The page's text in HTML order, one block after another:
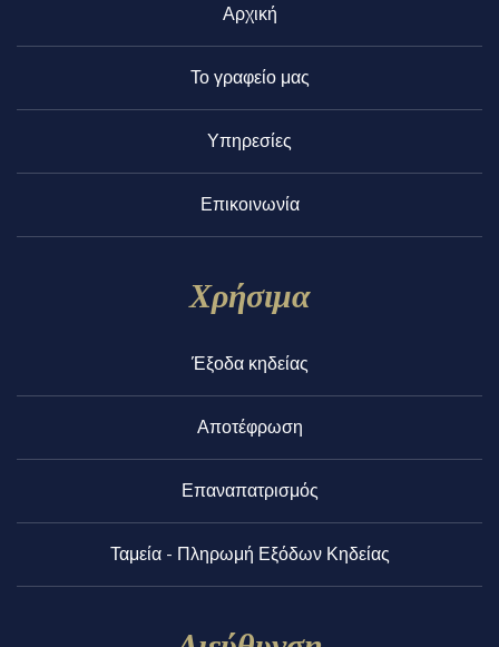
Αρχική
Το γραφείο μας
Υπηρεσίες
Επικοινωνία
Χρήσιμα
Έξοδα κηδείας
Αποτέφρωση
Επαναπατρισμός
Ταμεία - Πληρωμή Εξόδων Κηδείας